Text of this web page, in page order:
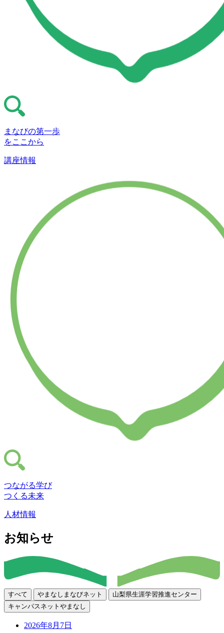
まなびの第一歩
をここから
講座情報
つながる学び
つくる未来
人材情報
お知らせ
すべて やまなしまなびネット
山梨県生涯学習推進センター
キャンパスネットやまなし
2026年8月7日